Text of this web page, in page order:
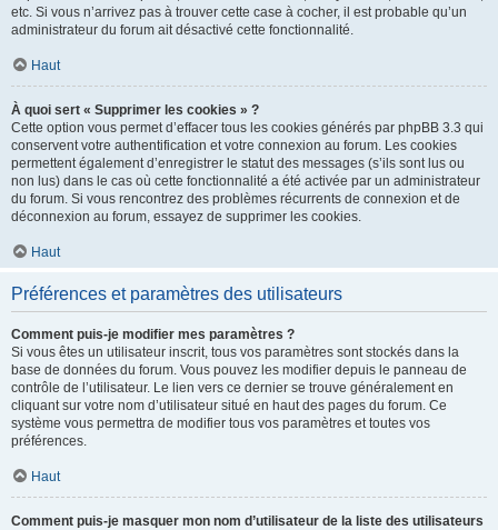
etc. Si vous n’arrivez pas à trouver cette case à cocher, il est probable qu’un
administrateur du forum ait désactivé cette fonctionnalité.
Haut
À quoi sert « Supprimer les cookies » ?
Cette option vous permet d’effacer tous les cookies générés par phpBB 3.3 qui
conservent votre authentification et votre connexion au forum. Les cookies
permettent également d’enregistrer le statut des messages (s’ils sont lus ou
non lus) dans le cas où cette fonctionnalité a été activée par un administrateur
du forum. Si vous rencontrez des problèmes récurrents de connexion et de
déconnexion au forum, essayez de supprimer les cookies.
Haut
Préférences et paramètres des utilisateurs
Comment puis-je modifier mes paramètres ?
Si vous êtes un utilisateur inscrit, tous vos paramètres sont stockés dans la
base de données du forum. Vous pouvez les modifier depuis le panneau de
contrôle de l’utilisateur. Le lien vers ce dernier se trouve généralement en
cliquant sur votre nom d’utilisateur situé en haut des pages du forum. Ce
système vous permettra de modifier tous vos paramètres et toutes vos
préférences.
Haut
Comment puis-je masquer mon nom d’utilisateur de la liste des utilisateurs